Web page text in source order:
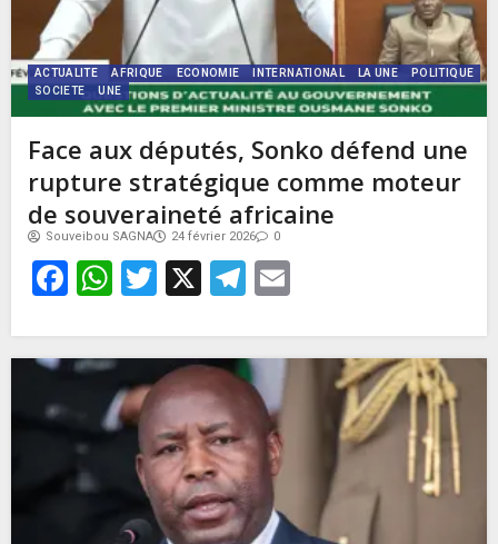
ACTUALITE AFRIQUE ECONOMIE INTERNATIONAL LA UNE
POLITIQUE
SOCIETE
UNE
Face aux députés, Sonko défend une
rupture stratégique comme moteur
de souveraineté africaine
Souveibou SAGNA 24 février 2026 0
Facebook
WhatsApp
Twitter
X Telegram